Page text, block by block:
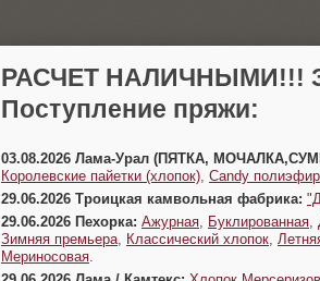
РАСЧЕТ НАЛИЧНЫМИ!!!
Поступление пряжи:
03.08.2026 Лама-Урал (ПЯТКА,
Королевские пайетки (хлопок) Candy
29.06.2026 Троицкая камвольная фабрика:
29.06.2026 Пехорка: Ажурная Буклированная
Зимняя премьера
Классический хлопок
Мериносовая